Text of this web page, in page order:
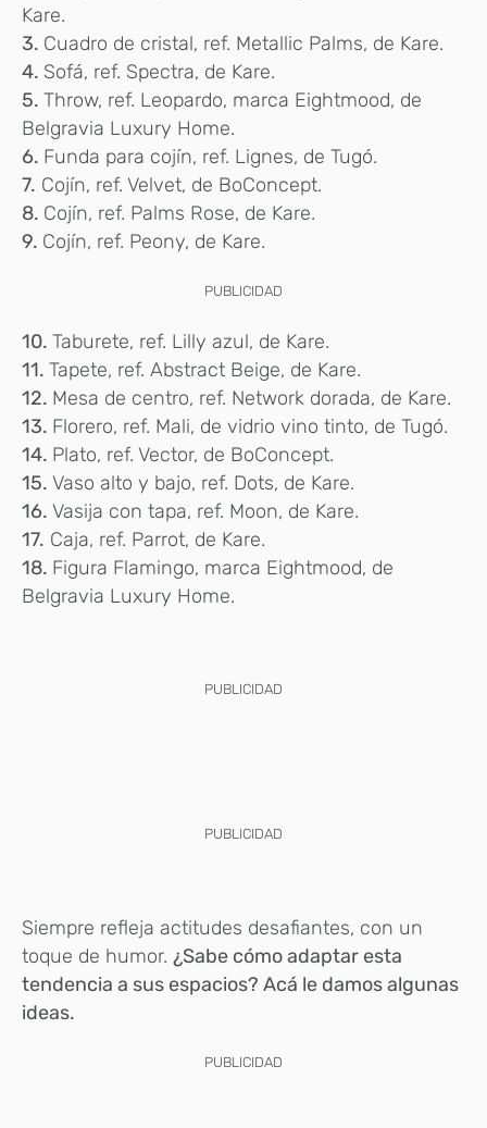
Kare.
3. Cuadro de cristal, ref. Metallic Palms, de Kare.
4. Sofá, ref. Spectra, de Kare.
5. Throw, ref. Leopardo, marca Eightmood, de
Belgravia Luxury Home.
6. Funda para cojín, ref. Lignes, de Tugó.
7. Cojín, ref. Velvet, de BoConcept.
8. Cojín, ref. Palms Rose, de Kare.
9. Cojín, ref. Peony, de Kare.
PUBLICIDAD
10. Taburete, ref. Lilly azul, de Kare.
11. Tapete, ref. Abstract Beige, de Kare.
12. Mesa de centro, ref. Network dorada, de Kare.
13. Florero, ref. Mali, de vidrio vino tinto, de Tugó.
14. Plato, ref. Vector, de BoConcept.
15. Vaso alto y bajo, ref. Dots, de Kare.
16. Vasija con tapa, ref. Moon, de Kare.
17. Caja, ref. Parrot, de Kare.
18. Figura Flamingo, marca Eightmood, de
Belgravia Luxury Home.
PUBLICIDAD
PUBLICIDAD
Siempre refleja actitudes desafiantes, con un
toque de humor. ¿Sabe cómo adaptar esta
tendencia a sus espacios? Acá le damos algunas
ideas.
PUBLICIDAD